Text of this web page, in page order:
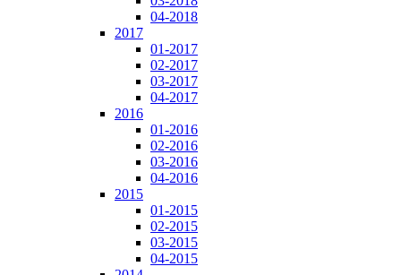
04-2018
2017
01-2017
02-2017
03-2017
04-2017
2016
01-2016
02-2016
03-2016
04-2016
2015
01-2015
02-2015
03-2015
04-2015